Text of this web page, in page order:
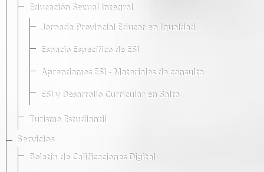
Educación Sexual Integral
Jornada Provincial Educar en Igualdad
Espacio Específico de ESI
Aprendamos ESI - Materiales de consulta
ESI y Desarrollo Curricular en Salta
Turismo Estudiantil
Servicios
Boletín de Calificaciones Digital